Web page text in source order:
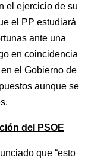
el ejercicio de su
el PP estudiará
ante una
en coincidencia
el Gobierno de
aunque se
del PSOE
que “esto